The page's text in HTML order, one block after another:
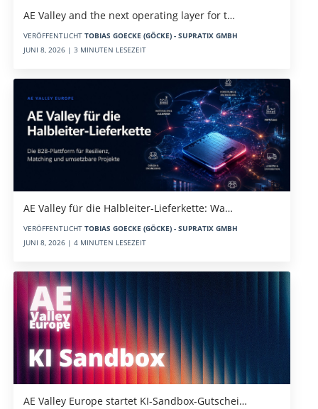
AE Valley and the next operating layer for t…
VERÖFFENTLICHT TOBIAS GOECKE (GÖCKE) - SUPRATIX GMBH
JUNI 8, 2026 | 3 MINUTEN LESEZEIT
AE Valley für die Halbleiter-Lieferkette: Wa…
VERÖFFENTLICHT TOBIAS GOECKE (GÖCKE) - SUPRATIX GMBH
JUNI 8, 2026 | 4 MINUTEN LESEZEIT
AE Valley Europe startet KI-Sandbox-Gutschei…